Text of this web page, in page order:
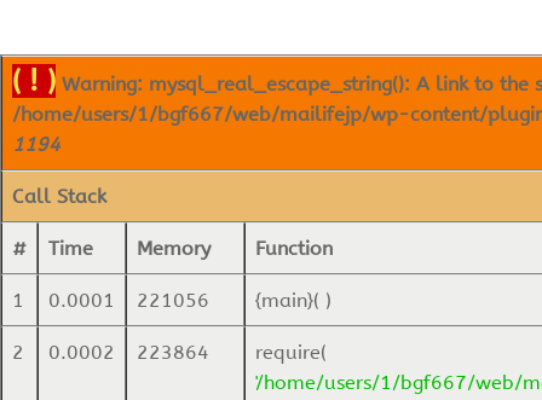
( ! ) Warning: mysql_real_escape_string(): A link to the
/home/users/1/bgf667/web/mailifejp/wp-content/
1194
Call Stack
# Time Memory Function
1 0.0001 221056 {main}( )
2 0.0002 223864
require(
'/home/users/1/bgf667/web/